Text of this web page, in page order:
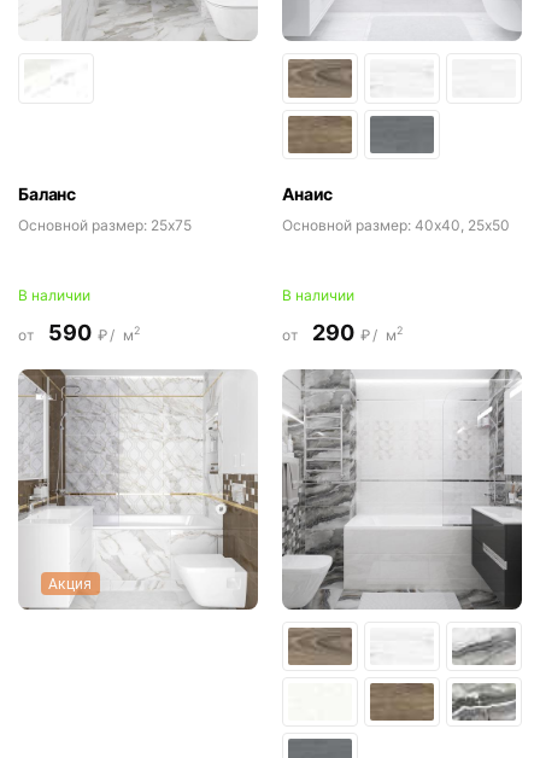
Баланс
Основной размер: 25x75
В наличии
от 590 ₽/ м2
Анаис
Основной размер: 40x40, 25x50
В наличии
от 290 ₽/ м2
Акция